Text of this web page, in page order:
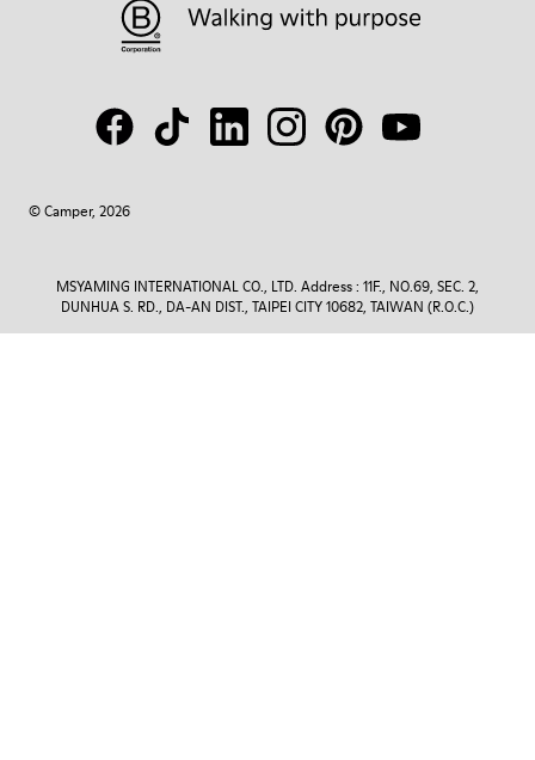
© Camper, 2026
MSYAMING INTERNATIONAL CO., LTD. Address : 11F., NO.69, SEC. 2,
DUNHUA S. RD., DA-AN DIST., TAIPEI CITY 10682, TAIWAN (R.O.C.)